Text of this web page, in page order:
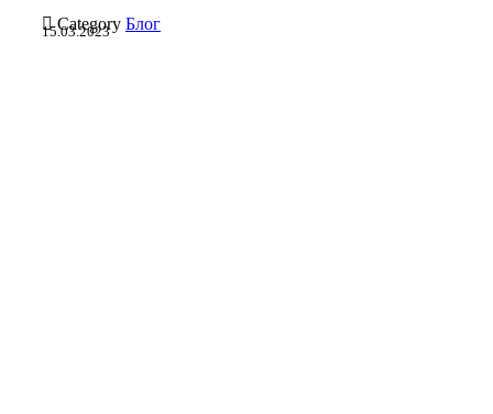
 Category Блог
15.03.2023